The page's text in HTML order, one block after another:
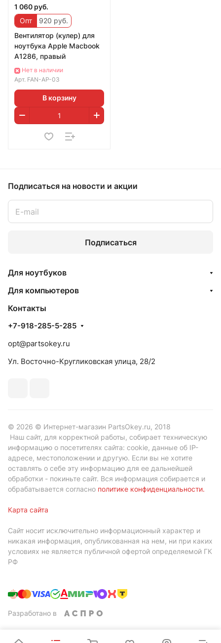
1 060 руб.
Опт
920 руб.
Вентилятор (кулер) для
ноутбука Apple Macbook
A1286, правый
Нет в наличии
Арт. FAN-AP-03
В корзину
Подписаться на новости и акции
Подписаться
Для ноутбуков
Для компьютеров
Контакты
+7-918-285-5-285
opt@partsokey.ru
Ул. Восточно-Кругликовская улица, 28/2
© 2026 © Интернет-магазин PartsOkey.ru, 2018
Наш сайт, для корректной работы, собирает техническую
информацию о посетителях сайта: cookie, данные об IP-
адресе, местоположении и другую. Если вы не хотите
оставлять о себе эту информацию для ее дальнейшей
обработки - покиньте сайт. Вся информация собирается и
обрабатывается согласно политике конфиденциальности.
Карта сайта
Сайт носит исключительно информационный характер и
никакая информация, опубликованная на нем, ни при каких
условиях не является публичной офертой определяемой ГК
РФ
Разработано в